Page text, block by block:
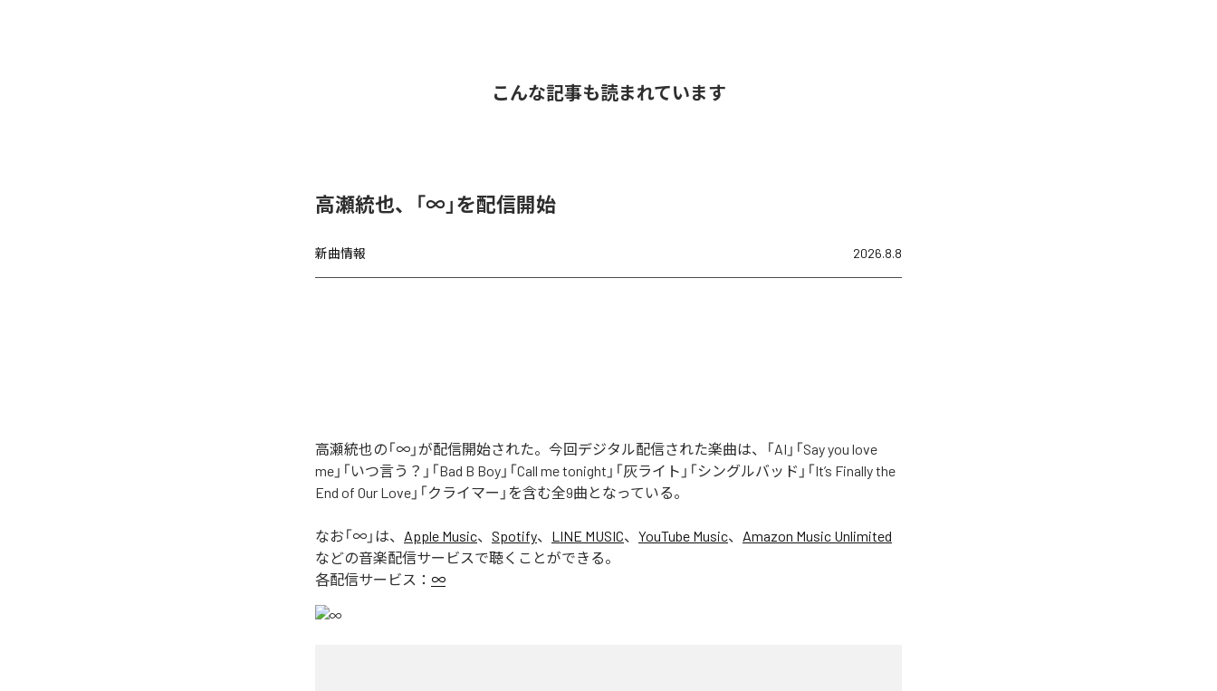
こんな記事も読まれています
高瀬統也、「∞」を配信開始
新曲情報 2026.8.8
高瀬統也の「∞」が配信開始された。今回デジタル配信された楽曲は、「AI」「Say you love
me」「いつ言う？」「Bad B Boy」「Call me tonight」「灰ライト」「シングルバッド」「It’s Finally the
End of Our Love」「クライマー」を含む全9曲となっている。
なお「∞ 」は、 Apple Music、 Spotify、 LINE MUSIC、 YouTube Music、 Amazon Music Unlimited
などの音楽配信サービスで聴くことができる。
各配信サービス： ∞